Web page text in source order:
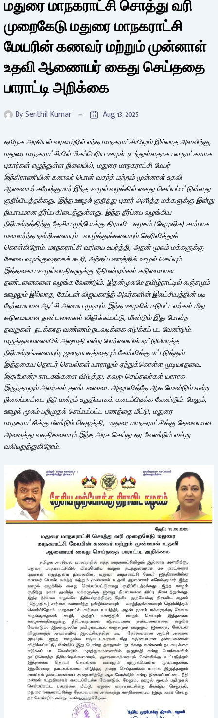
மதுரை மாநகராட்சி சொத்து வரி
முறைகேடு மதுரை மாநகராட்சி
மேயரின் கணவர் மற்றும் முன்னாள்
உதவி ஆணையர் கைது செய்ததை
பாராட்டி அறிக்கை
BySenthil Kumar Aug 13, 2025
தமிழக அரசியல் வரலாற்றில் எந்த மாநகராட்சியிலும் இல்லாத அளவிற்கு,
மதுரை மாநகராட்சியில் மிகப்பெரிய ஊழல் நடந்துள்ளதாக பல நாட்களாக
புகார்கள் எழுந்துள்ள நிலையில், மதுரை மாநகராட்சி மேயர்
இந்திராணியின் கணவர் பொன் வசந்த் மற்றும் முன்னாள் உதவி
ஆணையர் சுரேஷ்குமார் இந்த ஊழல் வழக்கில் கைது செய்யப்பட்டுள்ளது
குறிப்பிடத்தக்கது. இந்த ஊழல் குறித்து புகார் அளித்த மக்களுக்கு இன்று
நியாயமான தீர்ப்பு கிடைத்துள்ளது. இந்த தீர்ப்பை வழங்கிய
நீதிமன்றத்திற்கு தேசிய முற்போக்கு திராவிட கழகம் (தேமுதிக) சார்பாக
மனமார்ந்த நன்றிகளையும் வாழ்த்துக்களையும் தெரிவித்துக்
கொள்கிறோம். மாநகராட்சி வரியை உயர்த்தி, அதன் மூலம் மக்களுக்கு
சேவை வழங்குவதாகக் கூறி, அந்தப் பணத்தில் ஊழல் செய்யும்
இத்தகைய ஊழல்வாதிகளுக்கு நீதிமன்றங்கள் கடுமையான
தண்டனைகளை வழங்க வேண்டும். இதன்மூலமே தமிழ்நாட்டில் லஞ்சமும்
ஊழலும் இல்லாத, கேப்டன் விஜயகாந்த் அவர்களின் இலட்சியத்தின் படி
நேர்மையான ஆட்சி அமைய முடியும். இந்த ஊழலில் ஈடுபட்டவர்கள் மீது
கடுமையான தண்டனைகள் விதிக்கப்பட்டு, மீண்டும் இது போன்ற
தவறுகள் நடக்காத வண்ணம் நடவடிக்கை எடுக்கப் பட வேண்டும்.
மருத்துவமனையில் அனுமதி என்ற போர்வையில் ஒட்டுமொத்த
நீதிமன்றங்களையும், ஜனநாயகத்தையும் கேள்விக்கு உட்படுத்தும்
இத்தகைய தொடர் செயல்கள் யாராலும் ஏற்றுக்கொள்ள முடியாதவை.
இதுபோன்ற நாடகங்களை விடுத்து, தவறு செய்தவர்கள் யாராக
இருந்தாலும் அவர்கள் தண்டனையை அனுபவித்தே ஆக வேண்டும் என்ற
நிலைப்பாட்டை நீதி மன்றம் உறுதியாகக் கடைப்பிடிக்க வேண்டும். மேலும்,
ஊழல் மூலம் பறிமுதல் செய்யப்பட்ட பணத்தை மீட்டு, மதுரை
மாநகராட்சிக்கு மீண்டும் செலுத்தி, மதுரை மாநகராட்சிக்கு தேவையான
அனைத்து வசதிகளையும் இந்த அரசு செய்து தர வேண்டும் என்று
வலியுறுத்துகிறோம்.